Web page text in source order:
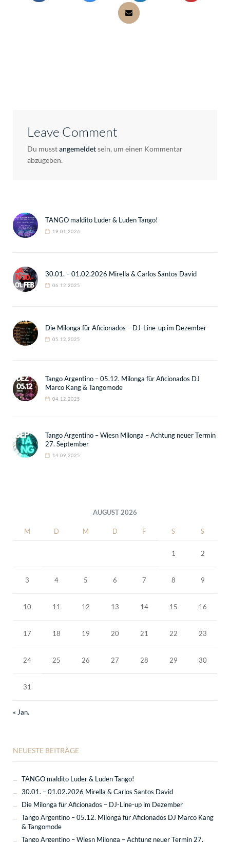
Leave Comment
Du musstangemeldetsein, um einen Kommentar
abzugeben.
TANGO maldito Luder & Luden Tango!
19.01.2026
30.01. – 01.02.2026 Mirella & Carlos Santos David
06.12.2025
Die Milonga für Aficionados – DJ-Line-up im Dezember
05.12.2025
Tango Argentino – 05.12. Milonga für Aficionados DJ
Marco Kang & Tangomode
04.12.2025
Tango Argentino – Wiesn Milonga – Achtung neuer Termin
27. September
14.09.2025
AUGUST 2026
M D M D F S S
1 2
3 4 5 6 7 8 9
10 11 12 13 14 15 16
17 18 19 20 21 22 23
24 25 26 27 28 29 30
31
« Jan.
NEUESTE BEITRÄGE
TANGO maldito Luder & Luden Tango!
30.01. – 01.02.2026 Mirella & Carlos Santos David
Die Milonga für Aficionados – DJ-Line-up im Dezember
Tango Argentino – 05.12. Milonga für Aficionados DJ Marco Kang
& Tangomode
Tango Argentino – Wiesn Milonga – Achtung neuer Termin 27.